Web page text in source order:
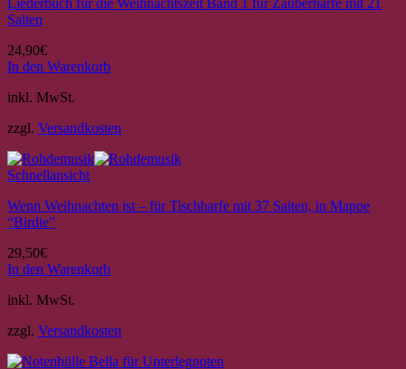
auf
der
Produktseite
gewählt
werden
Liederbuch für die Weihnachtszeit Band 1 für Zauberharfe mit 21
Saiten
24,90€
In den Warenkorb
inkl. MwSt.
zzgl. Versandkosten
Schnellansicht
Wenn Weihnachten ist – für Tischharfe mit 37 Saiten, in Mappe
“Birdie”
29,50€
In den Warenkorb
inkl. MwSt.
zzgl. Versandkosten